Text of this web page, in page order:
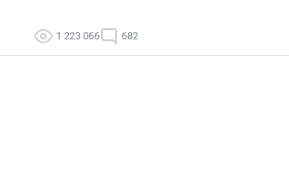
1 223 066 682